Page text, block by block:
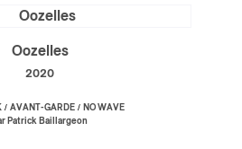
Oozelles
2020
/ AVANT-GARDE/ NO WAVE
Patrick Baillargeon